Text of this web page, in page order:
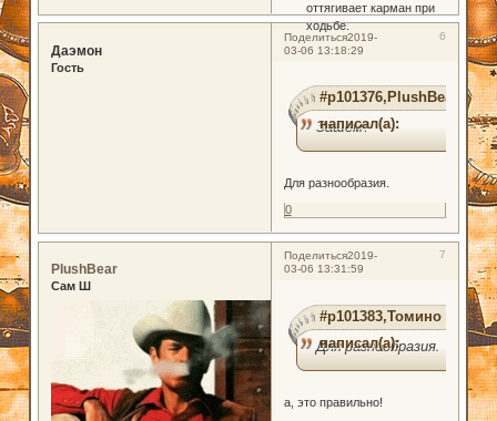
оттягивает карман при
ходьбе.
Поделиться 6
2019-
03-06 13:18:29
Даэмон
Гость
#p101376,PlushBear
написал(а):
Зашем?
Для разнообразия.
0
Поделиться 7
2019-
03-06 13:31:59
PlushBear
Сам Ш
#p101383,Томино
написал(а):
Для разнообразия.
а, это правильно!